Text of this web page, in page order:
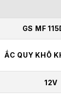
GS MF
ẮC QUY KHÔ
12V